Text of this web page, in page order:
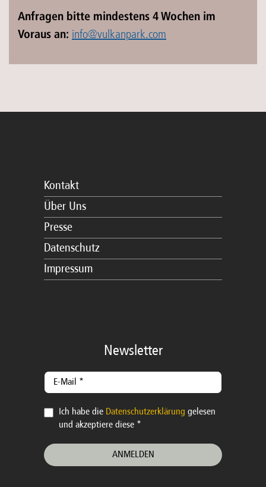
Anfragen bitte mindestens 4 Wochen im
Voraus an: info@vulkanpark.com
Kontakt
Über Uns
Presse
Datenschutz
Impressum
Newsletter
Ich habe die Datenschutzerklärung gelesen
und akzeptiere diese *